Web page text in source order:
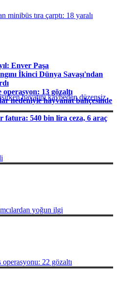
minibüs tıra çarptı: 18 yaralı
Enver Paşa
İkinci Dünya Savaşı'ndan
13 gözaltı
nedeniyle hayvanat bahçesinde
fatura: 540 bin lira ceza, 6 araç
hayatını kaybeden düzensiz
yoğun ilgi
operasyonu: 22 gözaltı